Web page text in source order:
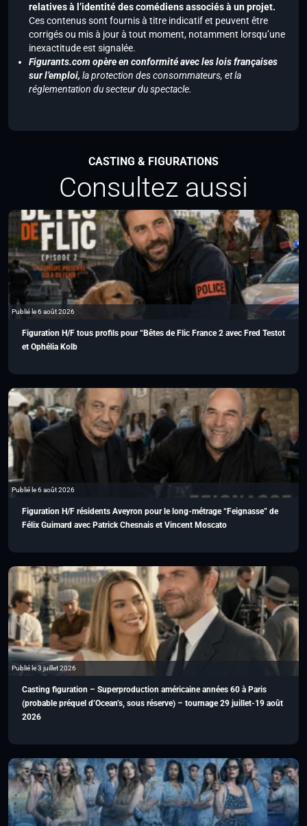
relatives à l’identité des comédiens associés à un projet.
Ces contenus sont fournis à titre indicatif et peuvent être
corrigés ou mis à jour à tout moment, notamment lorsqu’une
inexactitude est signalée.
Figurants.com opère en conformité avec les lois françaises
sur l’emploi, la protection des consommateurs, et la
réglementation du secteur du spectacle.
CASTING & FIGURATIONS
Consultez aussi
Publié le 6 août 2026
Figuration H/F tous profils pour “Bêtes de Flic France 2 avec Fred Testot
et Ophélia Kolb
Publié le 6 août 2026
Figuration H/F résidents Aveyron pour le long-métrage “Feignasse” de
Félix Guimard avec Patrick Chesnais et Vincent Moscato
Publié le 3 juillet 2026
Casting figuration – Superproduction américaine années 60 à Paris
(probable préquel d’Ocean’s, sous réserve) – tournage 29 juillet-19 août
2026